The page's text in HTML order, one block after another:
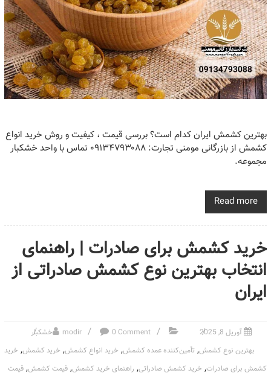
بهترین کشمش ایران کدام است؟ بررسی قیمت ، کیفیت و روش خرید انواع
کشمش از بازرگانی مومنی تجارت: ۰۹۱۳۴۷۹۳۰۸۸ تماس با واحد خشکبار
مجموعه.
Read more
خرید کشمش برای صادرات | راهنمای
انتخاب بهترین نوع کشمش صادراتی از
ایران
آوریل 8, 2025 modir 0 Comment
خشکبار
بهترین نوع کشمش, تأمین‌کننده عمده کشمش, خرید انواع کشمش, خرید کشمش, خرید
کشمش برای صادرات, خرید کشمش صادراتی, راهنمای خرید کشمش, قیمت کشمش, قیمت